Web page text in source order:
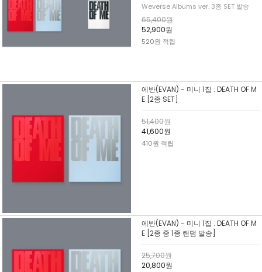
Weverse Albums ver. 3종 SET 발송
65,400원
52,900원
520원 적립
에반(EVAN) - 미니 1집 : DEATH OF M
E [2종 SET]
51,400원
41,600원
410원 적립
에반(EVAN) - 미니 1집 : DEATH OF M
E [2종 중 1종 랜덤 발송]
25,700원
20,800원